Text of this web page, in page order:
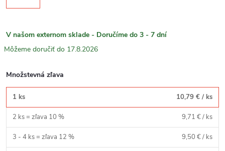
V našom externom sklade - Doručíme do 3 - 7 dní
17.8.2026
Množstevná zľava
1 ks 10,79 € / ks
2 ks = zľava 10 % 9,71 €/ ks
3 - 4 ks = zľava 12 % 9,50 €/ ks